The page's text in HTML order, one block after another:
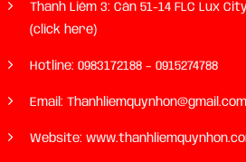
Thanh Liêm 3: Căn 51-14 FLC Lux
(click here)
Hotline: 0983172188 – 0915274788
Email: Thanhliemquynhon@gmail.com
Website: